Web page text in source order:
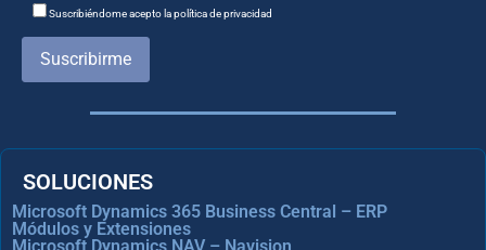
Suscribiéndome acepto la política de privacidad
Suscribirme
SOLUCIONES
Microsoft Dynamics 365 Business Central – ERP
Módulos y Extensiones